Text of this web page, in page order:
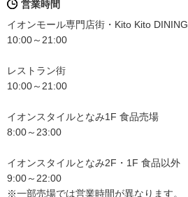
営業時間
イオンモール専門店街・Kito Kito DINING
10:00～21:00
レストラン街
10:00～21:00
イオンスタイルとなみ1F 食品売場
8:00～23:00
イオンスタイルとなみ2F・1F 食品以外
9:00～22:00
※一部売場では営業時間が異なります。